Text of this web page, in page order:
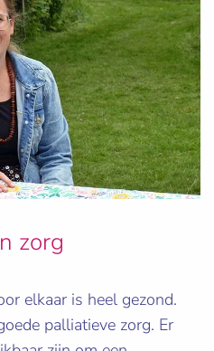
zorg
elkaar is heel gezond.
palliatieve zorg. Er